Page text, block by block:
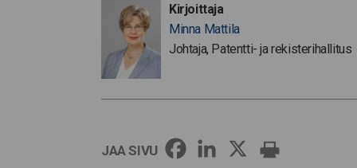
Kirjoittaja
Minna Mattila
Johtaja, Patentti- ja rekisterihallitus
JAA SIVU